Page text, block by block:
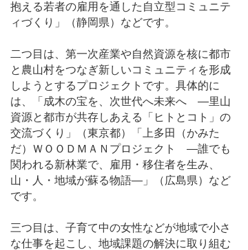
抱える若者の雇用を通した自立型コミュニテ
ィづくり」（静岡県）などです。
二つ目は、第一次産業や自然資源を核に都市
と農山村をつなぎ新しいコミュニティを形成
しようとするプロジェクトです。具体的に
は、「成木の宝を、次世代へ未来へ ―里山
資源と都市が共存しあえる「ヒトとコト」の
交流づくり」（東京都）「上多田（かみた
だ）ＷＯＯＤＭＡＮプロジェクト ―誰でも
関われる新林業で、雇用・移住者を生み、
山・人・地域が蘇る物語―」（広島県）など
です。
三つ目は、子育て中の女性などが地域で小さ
な仕事を起こし、地域課題の解決に取り組む